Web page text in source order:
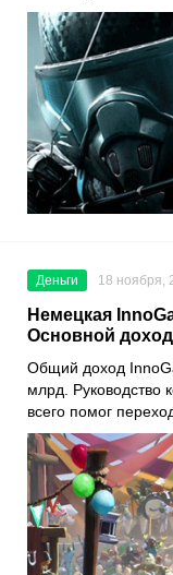
Деньги 18 ноября,
Немецкая
Основной
Общий доход
млрд. Руководство
всего помог